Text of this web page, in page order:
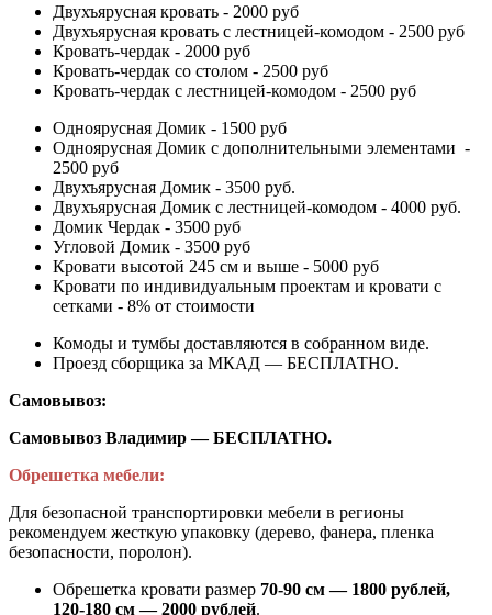
Двухъярусная кровать - 2000 руб
Двухъярусная кровать с лестницей-комодом - 2500 руб
Кровать-чердак - 2000 руб
Кровать-чердак со столом - 2500 руб
Кровать-чердак с лестницей-комодом - 2500 руб
Одноярусная Домик - 1500 руб
Одноярусная Домик с дополнительными элементами -
2500 руб
Двухъярусная Домик - 3500 руб.
Двухъярусная Домик с лестницей-комодом - 4000 руб.
Домик Чердак - 3500 руб
Угловой Домик - 3500 руб
Кровати высотой 245 см и выше - 5000 руб
Кровати по индивидуальным проектам и кровати с
сетками - 8% от стоимости
Комоды и тумбы доставляются в собранном виде.
Проезд сборщика за МКАД — БЕСПЛАТНО.
Самовывоз:
Самовывоз Владимир — БЕСПЛАТНО.
Обрешетка мебели:
Для безопасной транспортировки мебели в регионы
рекомендуем жесткую упаковку (дерево, фанера, пленка
безопасности, поролон).
Обрешетка кровати размер 70-90 см — 1800 рублей,
120-180 см — 2000 рублей.